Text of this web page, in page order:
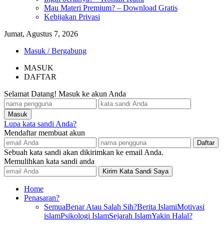
Mau Materi Premium? – Download Gratis
Kebijakan Privasi
Jumat, Agustus 7, 2026
Masuk / Bergabung
MASUK
DAFTAR
Selamat Datang! Masuk ke akun Anda
Lupa kata sandi Anda?
Mendaftar membuat akun
Sebuah kata sandi akan dikirimkan ke email Anda.
Memulihkan kata sandi anda
Home
Penasaran?
SemuaBenar Atau Salah Sih?Berita IslamiMotivasi
islamPsikologi IslamSejarah IslamYakin Halal?